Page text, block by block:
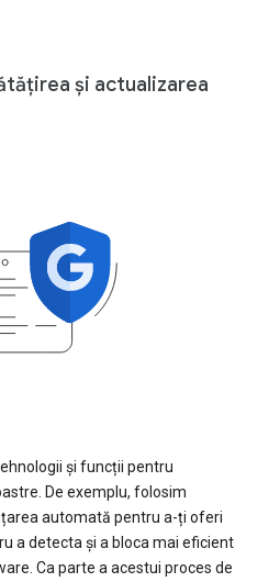
și actualizarea
și funcții pentru
De exemplu, folosim
automată pentru a-ți oferi
a detecta și a bloca mai eficient
Ca parte a acestui proces de